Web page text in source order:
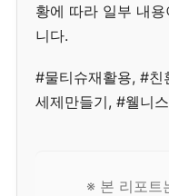
황에 따라 일부 내
니다.
#물티슈재활용, #친
세제만들기, #웰니
※ 본 리포트